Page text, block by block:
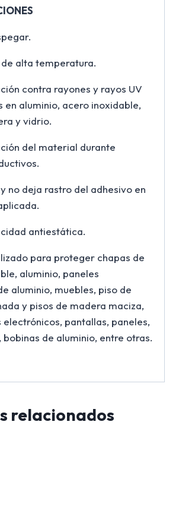
de alta temperatura.
contra rayones y rayos UV
en aluminio, acero inoxidable,
y vidrio.
del material durante
no deja rastro del adhesivo en
antiestática.
para proteger chapas de
aluminio, paneles
aluminio, muebles, piso de
y pisos de madera maciza,
pantallas, paneles,
bobinas de aluminio, entre otras.
relacionados